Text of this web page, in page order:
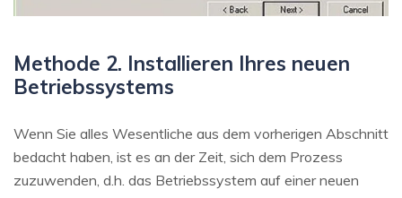
Methode 2. Installieren Ihres neuen
Betriebssystems
Wenn Sie alles Wesentliche aus dem vorherigen Abschnitt
bedacht haben, ist es an der Zeit, sich dem Prozess
zuzuwenden, d.h. das Betriebssystem auf einer neuen